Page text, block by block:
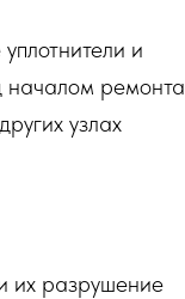
и
началом ремонта
узлах
их разрушение